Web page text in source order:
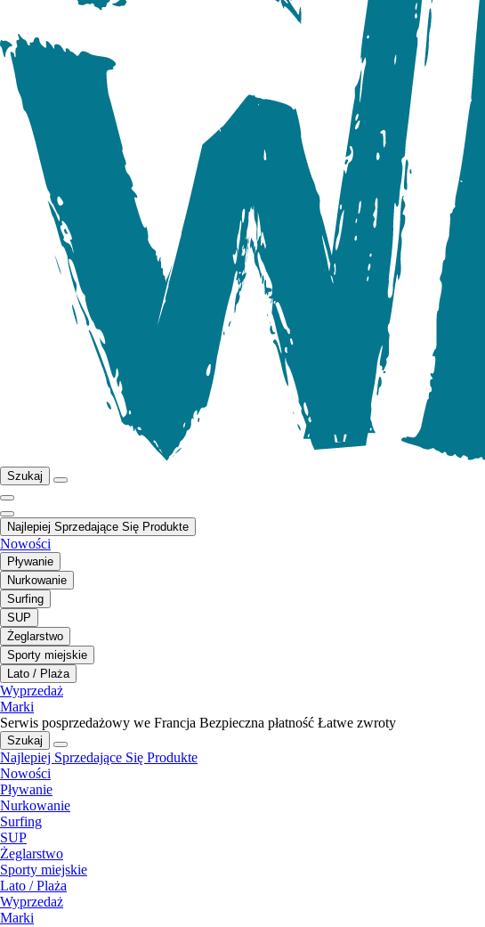
Szukaj
Najlepiej Sprzedające Się Produkte
Nowości
Pływanie
Nurkowanie
Surfing
SUP
Żeglarstwo
Sporty miejskie
Lato / Plaża
Wyprzedaż
Marki
Serwis posprzedażowy we Francja Bezpieczna płatność Łatwe zwroty
Szukaj
Najlepiej Sprzedające Się Produkte
Nowości
Pływanie
Nurkowanie
Surfing
SUP
Żeglarstwo
Sporty miejskie
Lato / Plaża
Wyprzedaż
Marki